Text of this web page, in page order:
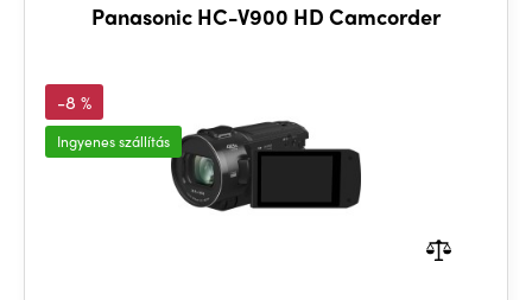
Panasonic HC-V900 HD Camcorder
-8 %
Ingyenes szállítás